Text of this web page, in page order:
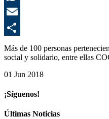
Más de 100 personas
social y solidario, entre ellas
01 Jun 2018
¡Síguenos!
Últimas Noticias